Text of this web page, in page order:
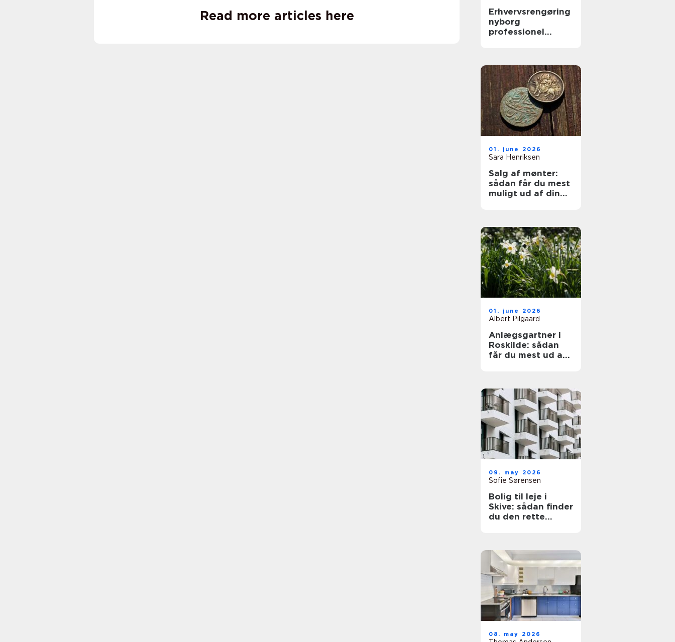
Read more articles here
Erhvervsrengøring
nyborg
professionel
01. june 2026
Sara Henriksen
Salg af mønter:
sådan får du mest
muligt ud af din
01. june 2026
Albert Pilgaard
Anlægsgartner i
Roskilde: sådan
får du mest ud af
09. may 2026
Sofie Sørensen
Bolig til leje i
Skive: sådan finder
du den rette
08. may 2026